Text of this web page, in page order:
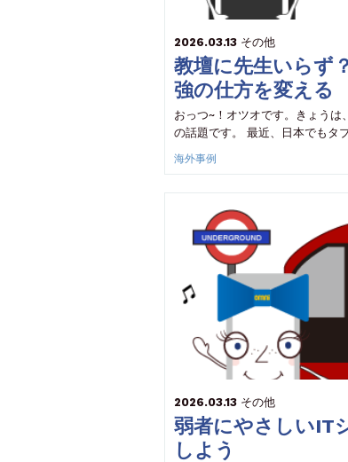
2026.03.13 その他
教壇に先生いらず
強の仕方を変える
おっつ~！オツオです。きょうは
の話題です。 最近、日本でもタ
海外事例
2026.03.13 その他
弱者にやさしいIT
しよう